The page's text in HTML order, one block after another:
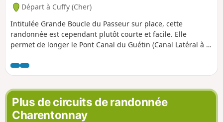
Départ à Cuffy (Cher)
Intitulée Grande Boucle du Passeur sur place, cette
randonnée est cependant plutôt courte et facile. Elle
permet de longer le Pont Canal du Guétin (Canal Latéral à la
(confluence avec la Loire) par la rive droite de la rivière, sur
un sentier ponctué de panneaux d'informations et de
quelques passerelles et observatoires. Le retour se fait par
les sous-bois puis à travers champs en passant par le
village de Gimouille sur le canal.
Plus de circuits de randonnée
Charentonnay